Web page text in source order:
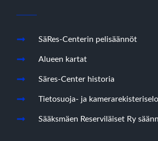
SäRes-Centerin pelisäännöt
Alueen kartat
Säres-Center historia
Tietosuoja- ja
Sääksmäen Reserviläiset Ry